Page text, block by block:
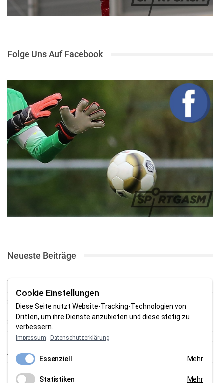
Folge Uns Auf Facebook
Neueste Beiträge
TSV gewinnt Testspiel bei Braker Reserve
SV Brake gewinnt erstes Heimspiel mit 2:0
SV Brake feiert 5:2-Auftaktsieg beim Delmenhorster TB
Fehlstart in Oldenburg: 1. FC Nordenham verliert zum Bezirksliga-
Auftakt
Fußball in der Wesermarsch: Die Bilder vom Wochenende
Cookie Einstellungen
Diese Seite nutzt Website-Tracking-Technologien von
Dritten, um ihre Dienste anzubieten und diese stetig zu
verbessern.
Impressum Datenschutzerklärung
Essenziell Mehr
Statistiken Mehr